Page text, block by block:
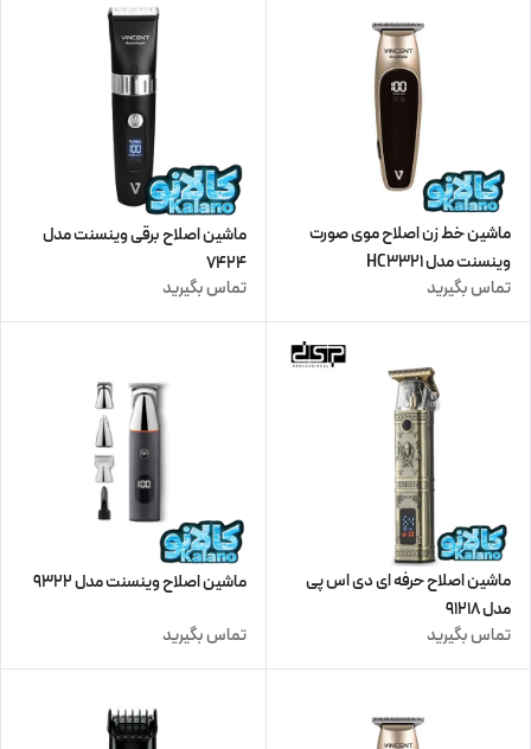
ماشین خط زن اصلاح موی صورت
وینسنت مدل HC3321
تماس بگیرید
ماشین اصلاح برقی وینسنت مدل
7424
تماس بگیرید
ماشین اصلاح حرفه ای دی اس پی
مدل 91218
تماس بگیرید
ماشین اصلاح وینسنت مدل 9322
تماس بگیرید